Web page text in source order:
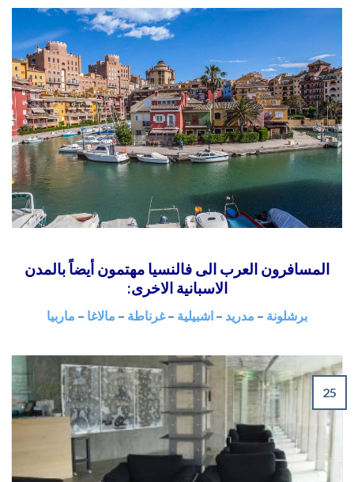
المسافرون العرب الى فالنسيا مهتمون أيضاً بالمدن
الاسبانية الاخرى:
برشلونة – مدريد – اشبيلية –غرناطة – مالاغا – ماربيا
25